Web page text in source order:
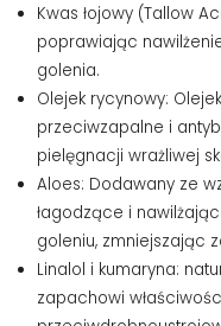
Kwas łojowy (Tallow
poprawiając
golenia.
Olejek rycynowy:
przeciwzapalne i
pielęgnacji wrażliwej
Aloes: Dodawany ze
łagodzące i
goleniu, zmniejszając
Linalol i kumaryna:
zapachowi